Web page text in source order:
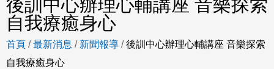
後訓中心辦理心輔講座 音樂探索
自我療癒身心
首頁 /最新消息 / 新聞報導 /後訓中心辦理心輔講座 音樂探索
自我療癒身心